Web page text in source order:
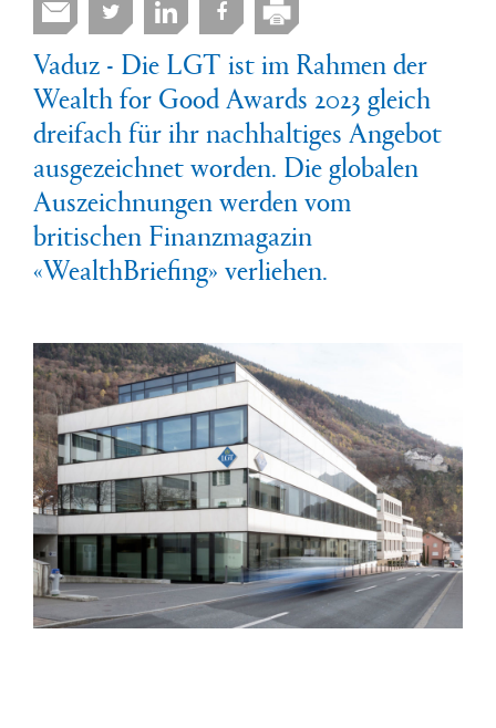
Vaduz - Die LGT ist im Rahmen der
Wealth for Good Awards 2023 gleich
dreifach für ihr nachhaltiges Angebot
ausgezeichnet worden. Die globalen
Auszeichnungen werden vom
britischen Finanzmagazin
«WealthBriefing» verliehen.